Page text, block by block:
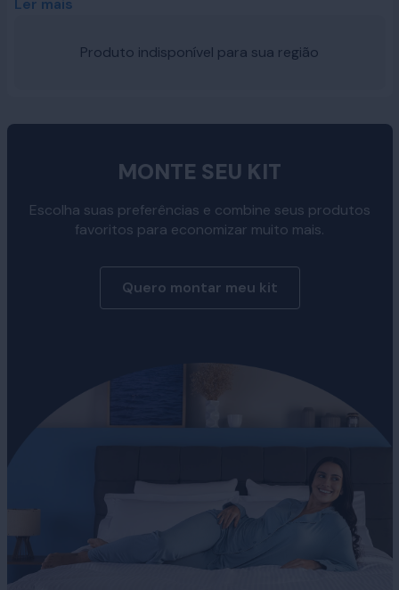
aconchego, enquanto o revestimento em poliéster garante resistência e
Ler mais
Produto indisponível para sua região
MONTE SEU KIT
Escolha suas preferências e combine seus produtos
favoritos para economizar muito mais.
Quero montar meu kit